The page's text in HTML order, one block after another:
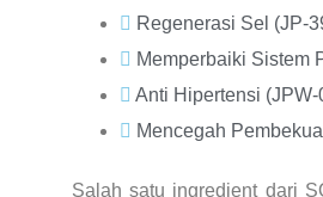
Regenerasi Sel (JP-
Memperbaiki Sistem
Anti Hipertensi
Mencegah
Salah satu ingredient dari